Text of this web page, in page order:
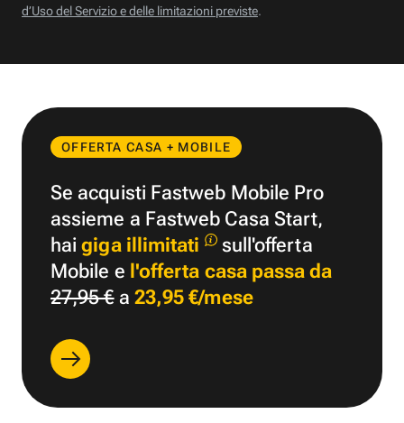
d’Uso del Servizio e delle limitazioni previste.
OFFERTA CASA + MOBILE
Se acquisti Fastweb Mobile Pro
assieme a Fastweb Casa Start,
haigiga illimitati
sull'offerta
Mobile e l'offerta casa passa da
27,95 €a 23,95 €/mese